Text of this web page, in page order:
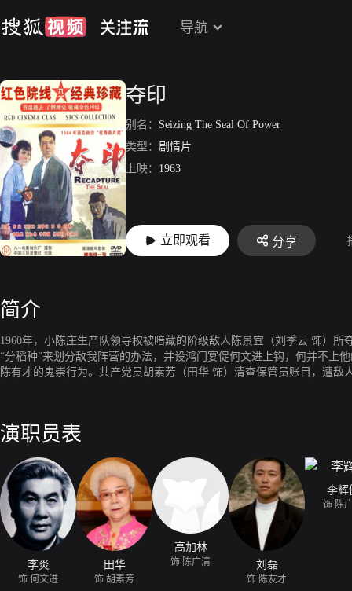
导航
夺印
别名： Seizing The Seal Of Power
类型： 剧情片
上映： 1963
立即观看 分享
简介
1960年，小陈庄生产队领导权被暗藏的阶级敌人陈景宜（刘季云 饰）
“分稻种”来划分敌我阵营的办法，并设鸿门宴促何文进上钩，何并不上
陈有才的鬼崇行为。共产党员胡素芳（田华 饰）清查保管员账目，遭
演职员表
李炎
饰 何文进
田华
饰 胡素芳
高加林
饰 陈广清 刘磊
饰 陈友才
李辉
饰 陈